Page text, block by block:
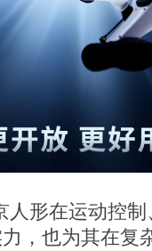
形在运动控制
，也为其在复